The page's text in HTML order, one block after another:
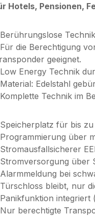
Hotels, Pensionen,
Technik
die Berechtigung
geeignet.
Energy Technik
Edelstahl
Technik im
für bis
über
über
bei
bleibt, nur
integriert
berechtigte